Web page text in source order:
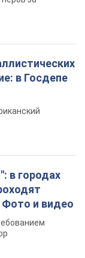
в Госдепе
в городах
и видео